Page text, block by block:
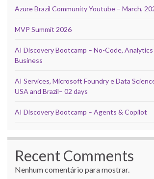
Azure Brazil Community Youtube – March,
MVP Summit 2026
AI Discovery Bootcamp – No-Code,
Business
AI Services, Microsoft Foundry e Data
USA and Brazil– 02 days
AI Discovery Bootcamp – Agents & Copilot
Recent Comments
Nenhum comentário para mostrar.